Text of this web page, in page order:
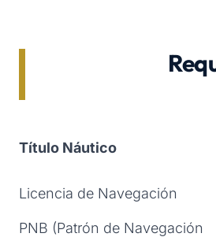
Título Náutico
Licencia de Navegación
PNB (Patrón de Navegación